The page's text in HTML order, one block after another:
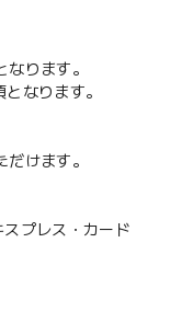
ります。
なります。
けます。
プレス・カード